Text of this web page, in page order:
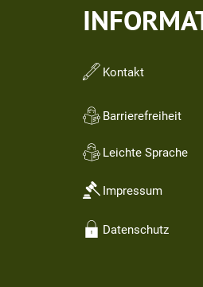
Kontakt
Barrierefreiheit
Leichte Sprache
Impressum
Datenschutz